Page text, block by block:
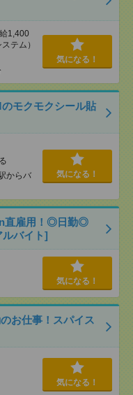
1,400
テム）
気になる！
モクモクシール貼
からバ
気になる！
直雇用！◎日勤◎
バイト]
気になる！
お仕事！スパイス
気になる！